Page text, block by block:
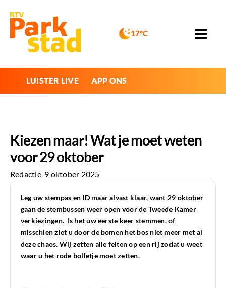
17°C
LUISTER LIVE APP ONS
Kiezen maar! Wat je moet weten
voor 29 oktober
Redactie-9 oktober 2025
Leg uw stempas en ID maar alvast klaar, want 29 oktober
gaan de stembussen weer open voor de Tweede Kamer
verkiezingen. Is het uw eerste keer stemmen, of
misschien ziet u door de bomen het bos niet meer met al
deze chaos. Wij zetten alle feiten op een rij zodat u weet
waar u het rode bolletje moet zetten.